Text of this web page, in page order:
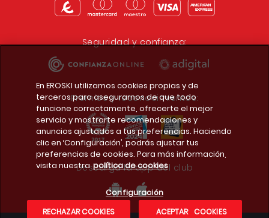
Seguridad y confianza:
Premios y reconocimientos:
Descarga la app del club
En EROSKI utilizamos cookies propias y de
terceros para asegurarnos de que todo
funcione correctamente, ofrecerte el mejor
servicio y mostrarte recomendaciones y
anuncios ajustados a tus preferencias. Haciendo
clic en ‘Configuración’, podrás ajustar tus
preferencias de cookies. Para más información,
visita nuestra política de cookies
Configuración
RECHAZAR COOKIES
ACEPTAR COOKIES